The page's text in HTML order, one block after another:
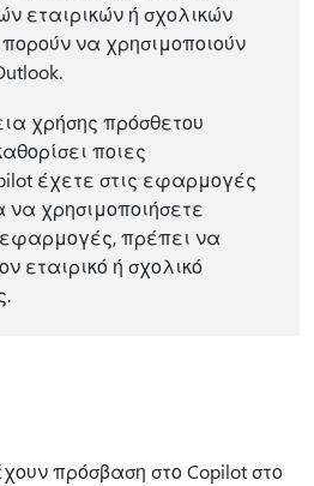
εταιρικών ή σχολικών
να χρησιμοποιούν
χρήσης πρόσθετου
ποιες
έχετε στις εφαρμογές
να χρησιμοποιήσετε
εφαρμογές, πρέπει να
εταιρικό ή σχολικό
πρόσβαση στο Copilot στο